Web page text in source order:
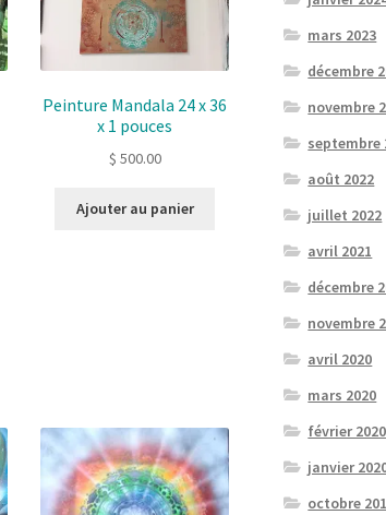
Peinture Mandala 24 x 36
x 1 pouces
$ 500.00
Ajouter au panier
mars 2023
décembre
novembre
septembre
août 2022
juillet 2022
avril 2021
décembre
novembre
avril 2020
mars 2020
février 2020
janvier
octobre